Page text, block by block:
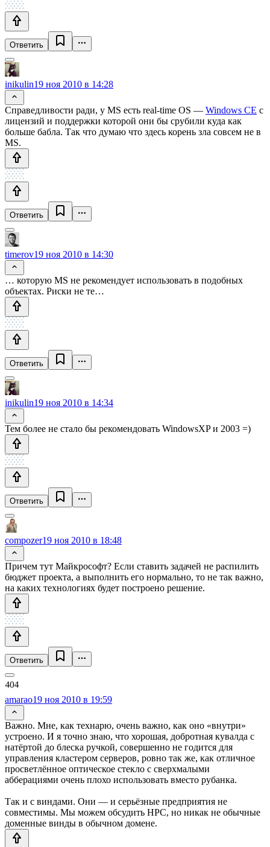
Ответить
inikulin19 ноя 2010 в 14:28
Справедливости ради, у MS есть real-time OS — Windows CE с
лицензий и поддержки которой они бы срубили куда как
больше бабла. Так что думаю что здесь корень зла совсем не в
MS.
Ответить
timerov19 ноя 2010 в 14:30
… которую MS не рекомендует использовать в подобных
объектах. Риски не те…
Ответить
inikulin19 ноя 2010 в 14:34
Тем более не стало бы рекомендовать WindowsXP и 2003 =)
Ответить
compozer19 ноя 2010 в 18:48
Причем тут Майкрософт? Если ставить задачей не распилить
бюджет проекта, а выполнить его нормально, то не так важно,
на каких технологиях будет построено решение.
Ответить
amarao19 ноя 2010 в 19:59
Важно. Мне, как технарю, очень важно, как оно «внутри»
устроено. И я точно знаю, что хорошая, добротная кувалда с
натёртой до блеска ручкой, совершенно не годится для
управления кластером серверов, ровно так же, как отличное
просветлённое оптическое стекло с сверхмалыми
абберациями очень плохо использовать вместо рубанка.
Так и с виндами. Они — и серьёзные предприятия не
совместимы. Мы можем обсудить HPC, но никак не обычные
доменные винды в обычном домене.